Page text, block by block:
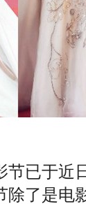
已于近
了是电